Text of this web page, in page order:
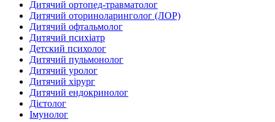
Дитячий ортопед-травматолог
Дитячий оториноларинголог (ЛОР)
Дитячий офтальмолог
Дитячий психіатр
Детский психолог
Дитячий пульмонолог
Дитячий уролог
Дитячий хірург
Дитячий ендокринолог
Дієтолог
Імунолог